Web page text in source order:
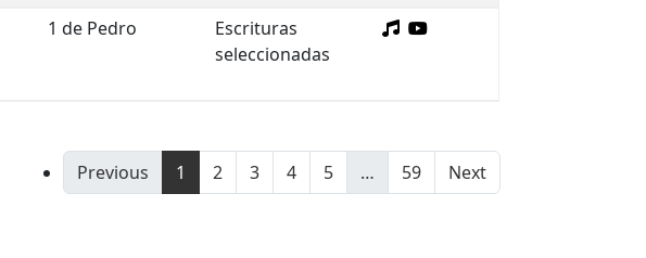
1 de Pedro
Escrituras
seleccionadas
Previous 1 2 3 4 5 … 59 Next